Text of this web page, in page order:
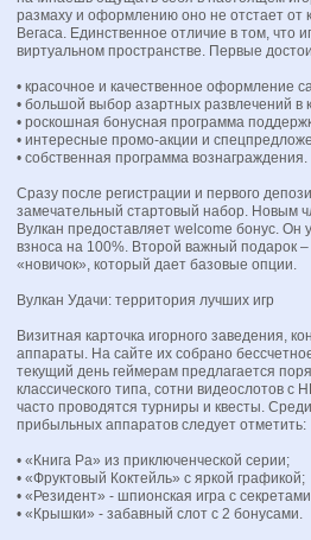
размаху и оформлению оно не отстает от
Вегаса. Единственное отличие в том, что
виртуальном пространстве. Первые
• красочное и качественное оформление
• большой выбор азартных развлечений в
• роскошная бонусная программа
• интересные промо-акции и
• собственная программа вознаграждения.
Сразу после регистрации и первого
замечательный стартовый набор. Новым
Вулкан предоставляет welcome бонус. Он
взноса на 100%. Второй важный подарок
«новичок», который дает базовые опции.
Вулкан Удачи: территория лучших игр
Визитная карточка игорного заведения,
аппараты. На сайте их собрано
текущий день геймерам предлагается
классического типа, сотни видеослотов с
часто проводятся турниры и квесты.
прибыльных аппаратов следует отметить:
• «Книга Ра» из приключенческой серии;
• «Фруктовый Коктейль» с яркой графикой;
• «Резидент» - шпионская игра с
• «Крышки» - забавный слот с 2 бонусами.